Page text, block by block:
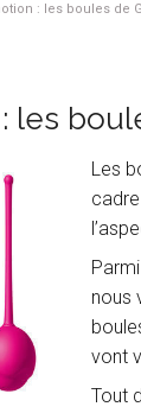
: les boules de
les
Les
nous
vont
Tout